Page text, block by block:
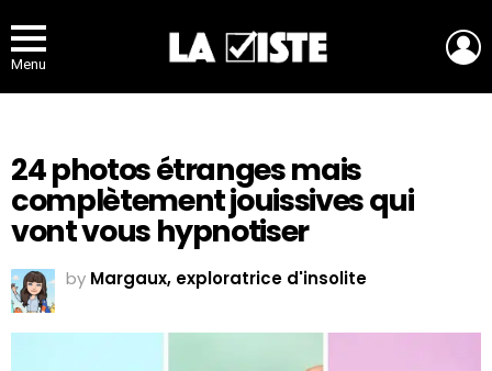
Menu
24 photos étranges mais
complètement jouissives qui
vont vous hypnotiser
by Margaux, exploratrice d'insolite